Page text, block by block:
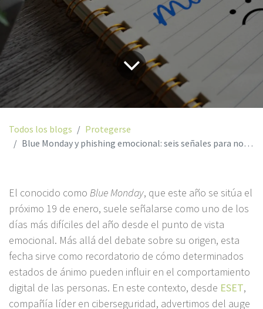
Todos los blogs
Protegerse
Blue Monday y phishing emocional: seis señales para no caer en la trampa
El conocido como Blue Monday, que este año se sitúa el
próximo 19 de enero, suele señalarse como uno de los
días más difíciles del año desde el punto de vista
emocional. Más allá del debate sobre su origen, esta
fecha sirve como recordatorio de cómo determinados
estados de ánimo pueden influir en el comportamiento
digital de las personas. En este contexto, desde ESET,
compañía líder en ciberseguridad, advertimos del auge